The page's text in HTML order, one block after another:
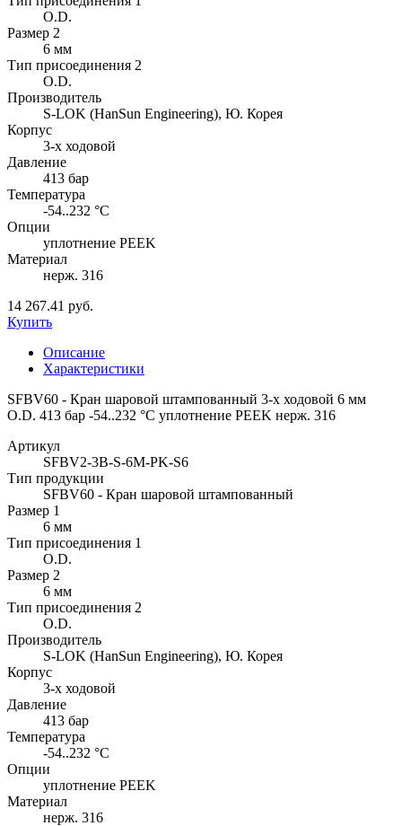
O.D.
Размер 2
6 мм
Тип присоединения 2
O.D.
Производитель
S-LOK (HanSun Engineering), Ю. Корея
Корпус
3-х ходовой
Давление
413 бар
Температура
-54..232 °C
Опции
уплотнение PEEK
Материал
нерж. 316
14 267.41 руб.
Купить
Описание
Характеристики
SFBV60 - Кран шаровой штампованный 3-х ходовой 6 мм
O.D. 413 бар -54..232 °C уплотнение PEEK нерж. 316
Артикул
SFBV2-3B-S-6M-PK-S6
Тип продукции
SFBV60 - Кран шаровой штампованный
Размер 1
6 мм
Тип присоединения 1
O.D.
Размер 2
6 мм
Тип присоединения 2
O.D.
Производитель
S-LOK (HanSun Engineering), Ю. Корея
Корпус
3-х ходовой
Давление
413 бар
Температура
-54..232 °C
Опции
уплотнение PEEK
Материал
нерж. 316